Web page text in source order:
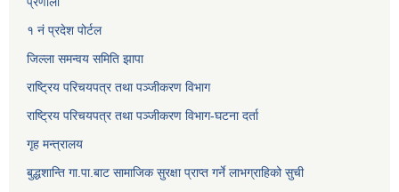
१ नं प्रदेश पोर्टल
जिल्ला समन्वय समिति झापा
राष्ट्रिय परिचयपत्र तथा पञ्जीकरण विभाग
राष्ट्रिय परिचयपत्र तथा पञ्जीकरण विभाग-घटना दर्ता
गृह मन्त्रालय
बुद्धशान्ति गा.पा.बाट सामाजिक सुरक्षा प्राप्त गर्ने लाभग्राहिको सुची